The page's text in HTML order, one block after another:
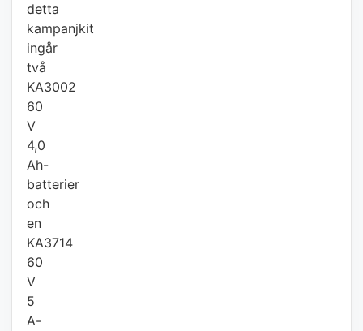
detta
kampanjkit
ingår
två
KA3002
60
V
4,0
Ah-
batterier
och
en
KA3714
60
V
5
A-